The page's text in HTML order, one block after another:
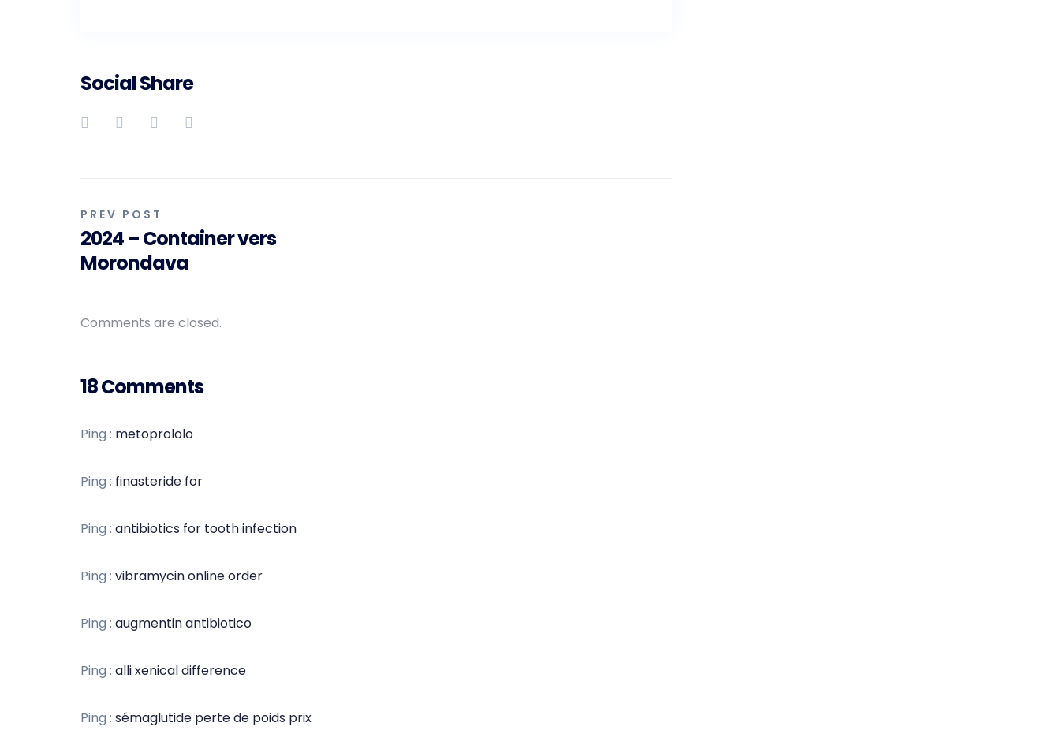
Social Share
Navigation
de
l’article
PREV POST
2024 – Container vers
Morondava
Comments are closed.
18 Comments
Ping : metoprololo
Ping : finasteride for
Ping : antibiotics for tooth infection
Ping : vibramycin online order
Ping : augmentin antibiotico
Ping : alli xenical difference
Ping : sémaglutide perte de poids prix